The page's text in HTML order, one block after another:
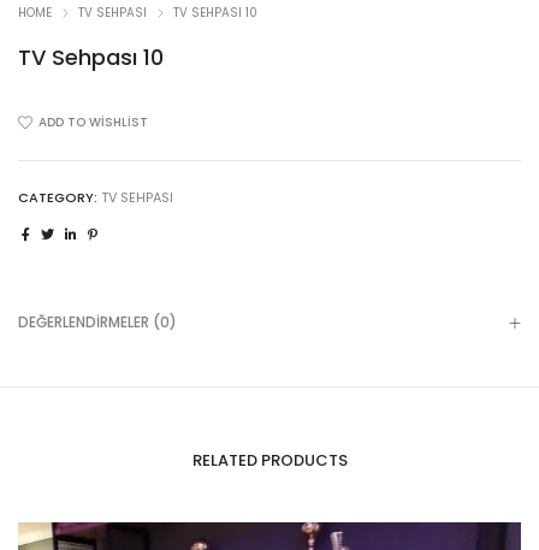
HOME TV SEHPASI TV SEHPASI 10
TV Sehpası 10
ADD TO WISHLIST
CATEGORY: TV SEHPASI
DEĞERLENDIRMELER (0)
RELATED PRODUCTS